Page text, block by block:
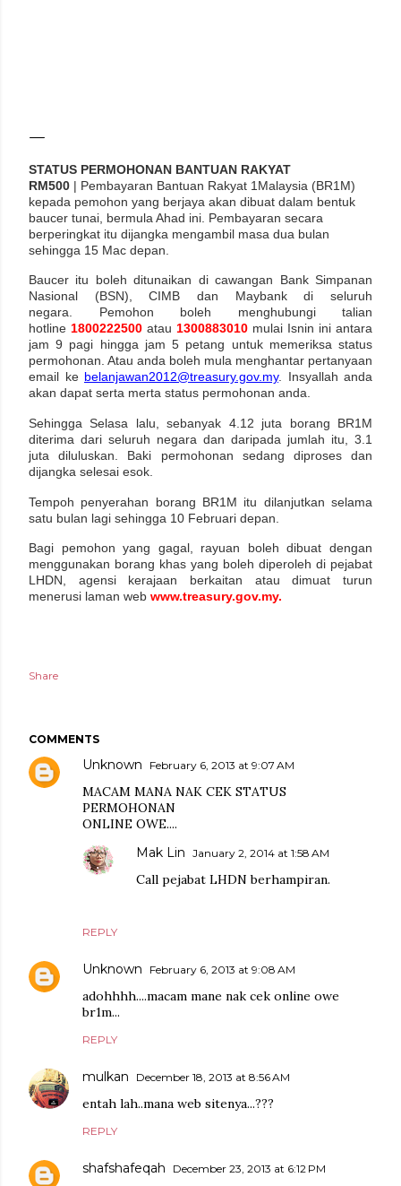
STATUS PERMOHONAN BANTUAN RAKYAT
RM500 | Pembayaran Bantuan Rakyat 1Malaysia (BR1M)
kepada pemohon yang berjaya akan dibuat dalam bentuk
baucer tunai, bermula Ahad ini. Pembayaran secara
berperingkat itu dijangka mengambil masa dua bulan
sehingga 15 Mac depan.
Baucer itu boleh ditunaikan di cawangan Bank Simpanan
Nasional (BSN), CIMB dan Maybank di seluruh
negara. Pemohon boleh menghubungi talian
hotline 1800222500 atau 1300883010 mulai Isnin ini antara
jam 9 pagi hingga jam 5 petang untuk memeriksa status
permohonan. Atau anda boleh mula menghantar pertanyaan
email ke belanjawan2012@treasury.gov.my. Insyallah anda
akan dapat serta merta status permohonan anda.
Sehingga Selasa lalu, sebanyak 4.12 juta borang BR1M
diterima dari seluruh negara dan daripada jumlah itu, 3.1
juta diluluskan. Baki permohonan sedang diproses dan
dijangka selesai esok.
Tempoh penyerahan borang BR1M itu dilanjutkan selama
satu bulan lagi sehingga 10 Februari depan.
Bagi pemohon yang gagal, rayuan boleh dibuat dengan
menggunakan borang khas yang boleh diperoleh di pejabat
LHDN, agensi kerajaan berkaitan atau dimuat turun
menerusi laman web www.treasury.gov.my.
Share
COMMENTS
Unknown February 6, 2013 at 9:07 AM
MACAM MANA NAK CEK STATUS
PERMOHONAN
ONLINE OWE....
REPLY
Mak Lin January 2, 2014 at 1:58 AM
Call pejabat LHDN berhampiran.
Unknown February 6, 2013 at 9:08 AM
adohhhh....macam mane nak cek online owe
br1m...
REPLY
mulkan December 18, 2013 at 8:56 AM
entah lah..mana web sitenya...???
REPLY
shafshafeqah December 23, 2013 at 6:12 PM